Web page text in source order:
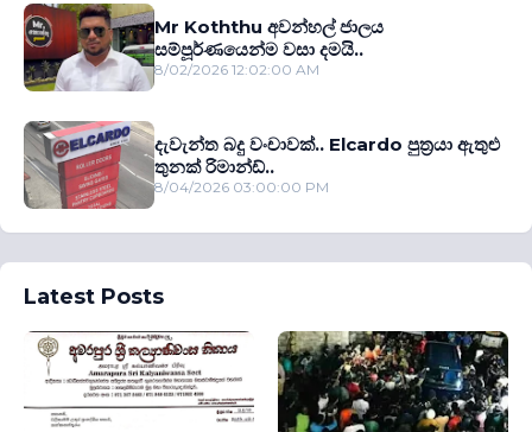
Mr Koththu අවන්හල් ජාලය
සම්පූර්ණයෙන්ම වසා දමයි..
8/02/2026 12:02:00 AM
දැවැන්ත බදු වංචාවක්.. Elcardo පුත‍්‍රයා ඇතුළු
තුනක් රිමාන්ඩ්..
8/04/2026 03:00:00 PM
Latest Posts